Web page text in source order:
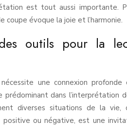
est tout aussi importante.
coupe évoque la joie et l’harmonie.
outils pour la
une connexion profonde
dans l’interprétation
diverses situations de la vie,
positive ou négative, est une